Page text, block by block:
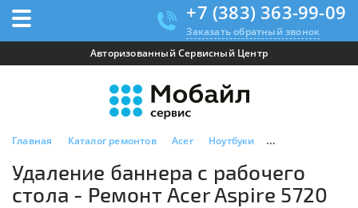
+7 (383) 363-99-09
Заказать обратный звонок
Авторизованный Сервисный Центр
Главная Каталог ремонтов Acer Ноутбуки Acer Aspire 5720
Удаление баннера с рабочего
стола - Ремонт Acer Aspire 5720